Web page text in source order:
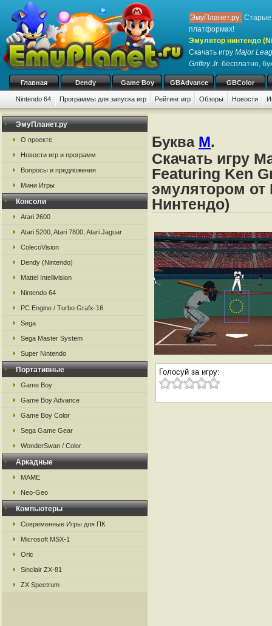
ЭмуПланет.ру: Старые
платформах!
Эмулятор нинтендо
Скачать игру Major
Griffey Jr. бесплатно,
Главная Dendy Game Boy GBAdvance GBColor
Nintendo 64 Программы для запуска игр Рейтинг игр Обзоры Новости
ЭмуПланет.ру
О проекте
Новости игр и программ
Вопросы и предложения
Мини Игры
Консоли
Atari 2600
Atari 5200, Atari 7800, Atari Jaguar
ColecoVision
Dendy (Nintendo)
Mattel Intellivision
Nintendo 64
PC Engine / Turbo Grafx-16
Sega
Sega Master System
Super Nintendo
Портативные
Game Boy
Game Boy Advance
Game Boy Color
Sega Game Gear
WonderSwan / Color
Аркадные
MAME
Neo-Geo
Компьютеры
Современные Игры для ПК
Microsoft MSX-1
Oric
Sinclair ZX-81
ZX Spectrum
Буква M.
Скачать игру
Featuring Ken
эмулятором от
Нинтендо)
Голосуй за игру: